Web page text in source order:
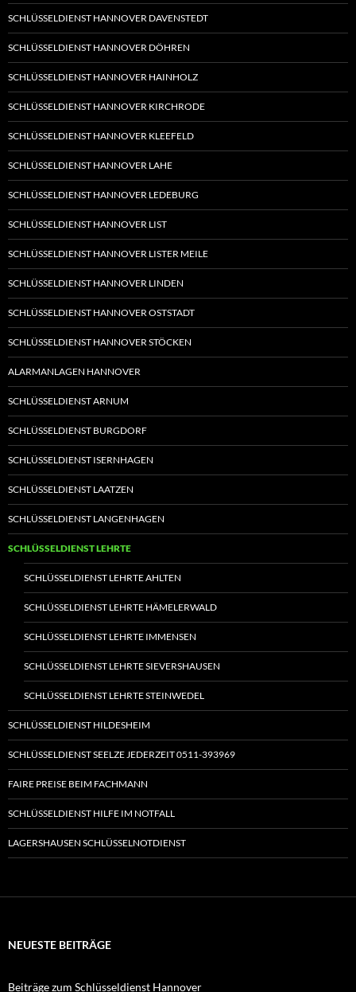
SCHLÜSSELDIENST HANNOVER DAVENSTEDT
SCHLÜSSELDIENST HANNOVER DÖHREN
SCHLÜSSELDIENST HANNOVER HAINHOLZ
SCHLÜSSELDIENST HANNOVER KIRCHRODE
SCHLÜSSELDIENST HANNOVER KLEEFELD
SCHLÜSSELDIENST HANNOVER LAHE
SCHLÜSSELDIENST HANNOVER LEDEBURG
SCHLÜSSELDIENST HANNOVER LIST
SCHLÜSSELDIENST HANNOVER LISTER MEILE
SCHLÜSSELDIENST HANNOVER LINDEN
SCHLÜSSELDIENST HANNOVER OSTSTADT
SCHLÜSSELDIENST HANNOVER STÖCKEN
ALARMANLAGEN HANNOVER
SCHLÜSSELDIENST ARNUM
SCHLÜSSELDIENST BURGDORF
SCHLÜSSELDIENST ISERNHAGEN
SCHLÜSSELDIENST LAATZEN
SCHLÜSSELDIENST LANGENHAGEN
SCHLÜSSELDIENST LEHRTE
SCHLÜSSELDIENST LEHRTE AHLTEN
SCHLÜSSELDIENST LEHRTE HÄMELERWALD
SCHLÜSSELDIENST LEHRTE IMMENSEN
SCHLÜSSELDIENST LEHRTE SIEVERSHAUSEN
SCHLÜSSELDIENST LEHRTE STEINWEDEL
SCHLÜSSELDIENST HILDESHEIM
SCHLÜSSELDIENST SEELZE JEDERZEIT 0511-393969
FAIRE PREISE BEIM FACHMANN
SCHLÜSSELDIENST HILFE IM NOTFALL
LAGERSHAUSEN SCHLÜSSELNOTDIENST
NEUESTE BEITRÄGE
Beiträge zum Schlüsseldienst Hannover